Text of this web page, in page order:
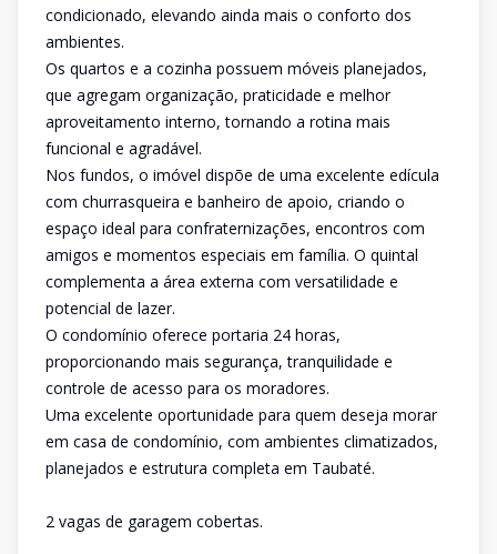
condicionado, elevando ainda mais o conforto dos
ambientes.
Os quartos e a cozinha possuem móveis planejados,
que agregam organização, praticidade e melhor
aproveitamento interno, tornando a rotina mais
funcional e agradável.
Nos fundos, o imóvel dispõe de uma excelente edícula
com churrasqueira e banheiro de apoio, criando o
espaço ideal para confraternizações, encontros com
amigos e momentos especiais em família. O quintal
complementa a área externa com versatilidade e
potencial de lazer.
O condomínio oferece portaria 24 horas,
proporcionando mais segurança, tranquilidade e
controle de acesso para os moradores.
Uma excelente oportunidade para quem deseja morar
em casa de condomínio, com ambientes climatizados,
planejados e estrutura completa em Taubaté.
2 vagas de garagem cobertas.